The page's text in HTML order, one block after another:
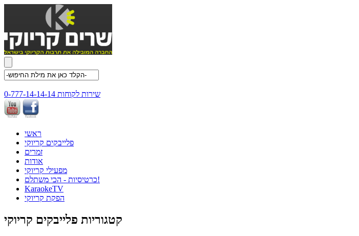
שירות לקוחות 0-777-14-14-14
ראשי
פלייבקים קריוקי
זמרים
אודות
מפעילי קריוקי
כרטיסיות - הכי משתלם!
KaraokeTV
הפקת קריוקי
קטגוריות פלייבקים קריוקי